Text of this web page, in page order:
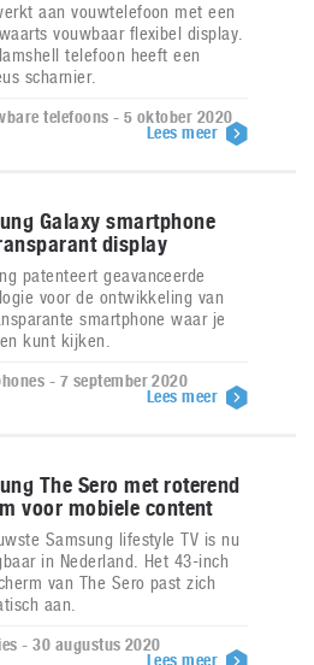
aan vouwtelefoon met een
vouwbaar flexibel display.
telefoon heeft een
scharnier.
telefoons - 5 oktober 2020
Lees meer
Galaxy smartphone
display
patenteert geavanceerde
voor de ontwikkeling van
smartphone waar je
kunt kijken.
- 7 september 2020
Lees meer
The Sero met roterend
voor mobiele content
Samsung lifestyle TV is nu
in Nederland. Het 43-inch
van The Sero past zich
aan.
- 30 augustus 2020
Lees meer